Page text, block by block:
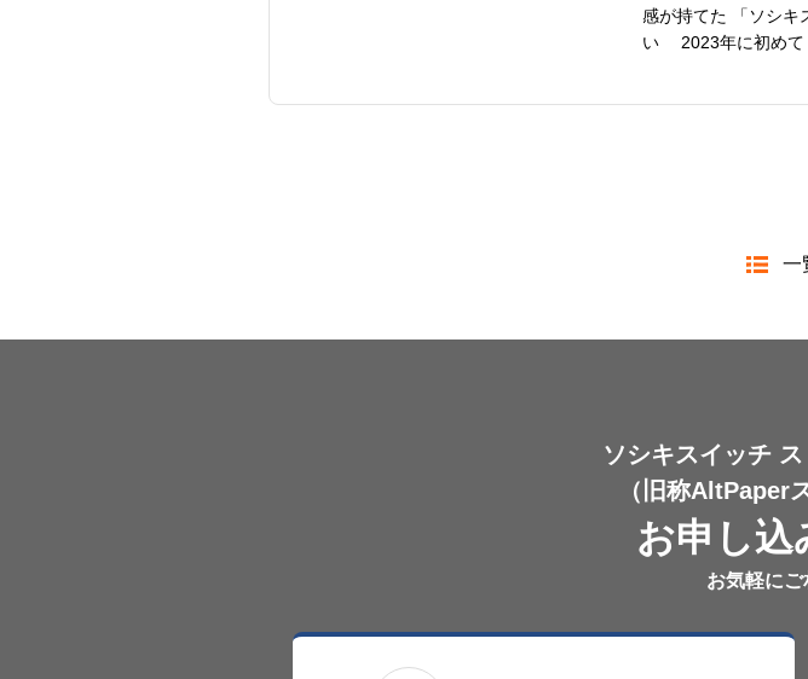
感が持てた 「ソシキ
い 2023年に初めて
一
ソシキスイッチ
（旧称AltPaper
お申し込
お気軽に